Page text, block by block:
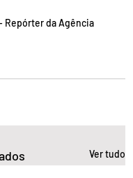
Repórter da Agência
Ver tudo